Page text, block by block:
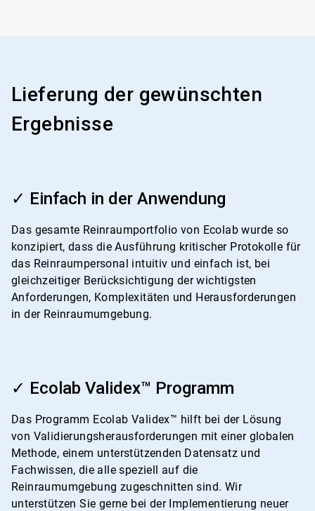
Lieferung der gewünschten
Ergebnisse
✓ Einfach in der Anwendung
Das gesamte Reinraumportfolio von Ecolab wurde so
konzipiert, dass die Ausführung kritischer Protokolle für
das Reinraumpersonal intuitiv und einfach ist, bei
gleichzeitiger Berücksichtigung der wichtigsten
Anforderungen, Komplexitäten und Herausforderungen
in der Reinraumumgebung.
✓ Ecolab Validex™ Programm
Das Programm Ecolab Validex™ hilft bei der Lösung
von Validierungsherausforderungen mit einer globalen
Methode, einem unterstützenden Datensatz und
Fachwissen, die alle speziell auf die
Reinraumumgebung zugeschnitten sind. Wir
unterstützen Sie gerne bei der Implementierung neuer